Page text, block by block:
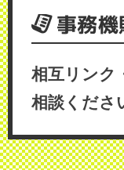
事務
相互リンク
相談くださ